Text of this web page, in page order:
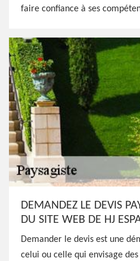
faire confiance à ses
DEMANDEZ LE DEVIS
DU SITE WEB DE HJ
Demander le devis est une
celui ou celle qui envisage